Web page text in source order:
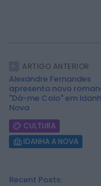
ARTIGO ANTERIOR
Alexandre Fernandes
apresenta novo
"Dá-me Colo" em
Nova
CULTURA
IDANHA A NOVA
Recent Posts: